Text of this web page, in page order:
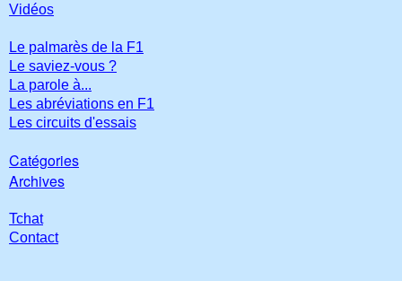
Vidéos
Le palmarès de la F1
Le saviez-vous ?
La parole à...
Les abréviations en F1
Les circuits d'essais
Catégories
Archives
Tchat
Contact